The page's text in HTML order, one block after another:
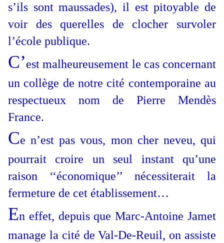
s’ils sont maussades), il est pitoyable de
voir des querelles de clocher survoler
l’école publique.
C’est malheureusement le cas concernant
un collège de notre cité contemporaine au
respectueux nom de Pierre Mendès
France.
Ce n’est pas vous, mon cher neveu, qui
pourrait croire un seul instant qu’une
raison ‘‘économique’’ nécessiterait la
fermeture de cet établissement…
En effet, depuis que Marc-Antoine Jamet
manage la cité de Val-De-Reuil, on assiste